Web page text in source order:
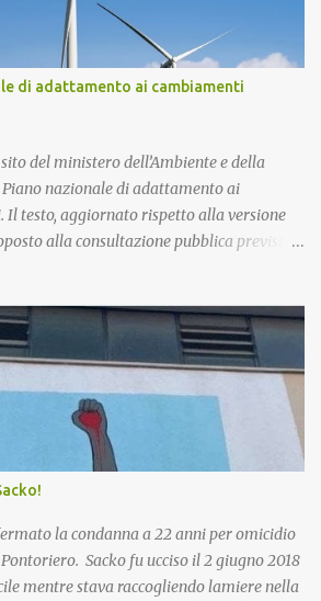
di adattamento ai cambiamenti
del ministero dell’Ambiente e della
nazionale di adattamento ai
testo, aggiornato rispetto alla versione
alla consultazione pubblica prevista
azioni volte a ridurre al minimo i
climatici, migliorare la capacità
naturali, sociali ed economici, nonchè
opportunità che si potranno
condizioni climatiche. La proposta di
alle Regioni nel corso di due riunioni
e il 20 dicembre scorsi. Esaminate
la procedura di VAS, il testo andrà
con decreto del Ministro. Si procederà
la condanna a 22 anni per omicidio
Sacko fu ucciso il 2 giugno 2018
mentre stava raccogliendo lamiere nella